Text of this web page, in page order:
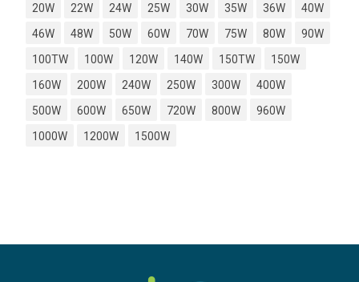
20W
22W 24W 25W 30W 35W 36W
40W
46W
48W 50W 60W 70W 75W 80W
90W
100TW
100W 120W 140W 150TW
150W
160W
200W 240W 250W 300W
400W
500W
600W 650W 720W 800W
960W
1000W
1200W 1500W